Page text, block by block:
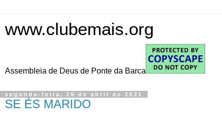
www.clubemais.org
Assembleia de Deus de Ponte da Barca
segunda-feira, 26 de abril de 2021
SE ÉS MARIDO